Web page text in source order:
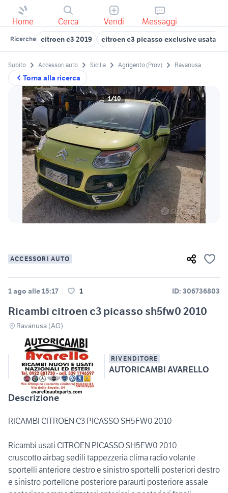
Home Cerca Vendi Messaggi
Ricerche citroen c3 2019 citroen c3 picasso exclusive usata
Torna alla ricerca
Subito Accessori auto Sicilia Agrigento (Prov) Ravanusa
1/10
ACCESSORI AUTO
1 ago alle 15:17 1 ID: 306736803
Ricambi citroen c3 picasso sh5fw0 2010
Ravanusa (AG)
RIVENDITORE
AUTORICAMBI AVARELLO
Descrizione
RICAMBI CITROEN C3 PICASSO SH5FW0 2010
Ricambi usati CITROEN PICASSO SH5FW0 2010
cruscotto airbag sedili tappezzeria clima radio volante
sportelli anteriore destro e sinistro sportelli posteriori destro
e sinistro portellone posteriore paraurti posteriore assale